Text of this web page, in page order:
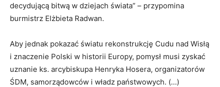
decydującą bitwą w dziejach świata” – przypomina
burmistrz Elżbieta Radwan.
Aby jednak pokazać światu rekonstrukcję Cudu nad Wisłą
i znaczenie Polski w historii Europy, pomysł musi zyskać
uznanie ks. arcybiskupa Henryka Hosera, organizatorów
ŚDM, samorządowców i władz państwowych. (…)